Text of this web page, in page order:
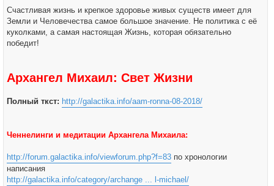
Счастливая жизнь и крепкое здоровье живых существ имеет для
Земли и Человечества самое большое значение. Не политика с её
куколками, а самая настоящая Жизнь, которая обязательно
победит!
Архангел Михаил: Свет Жизни
Полный ткст: http://galactika.info/aam-ronna-08-2018/
Ченнелинги и медитации Архангела Михаила:
http://forum.galactika.info/viewforum.php?f=83 по хронологии
написания
http://galactika.info/category/archange ... l-michael/